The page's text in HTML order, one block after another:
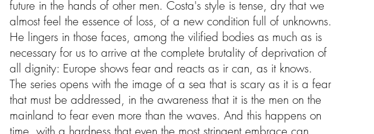
future in the hands of other men. Costa's style is tense, dry that we
almost feel the essence of loss, of a new condition full of unknowns.
He lingers in those faces, among the vilified bodies as much as is
necessary for us to arrive at the complete brutality of deprivation of
all dignity: Europe shows fear and reacts as ir can, as it knows.
The series opens with the image of a sea that is scary as it is a fear
that must be addressed, in the awareness that it is the men on the
mainland to fear even more than the waves. And this happens on